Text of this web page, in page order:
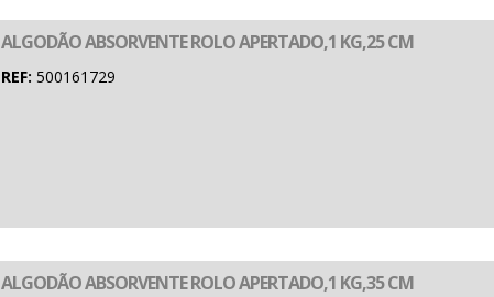
ALGODÃO ABSORVENTE ROLO APERTADO,1 KG,25 CM
REF: 500161729
ALGODÃO ABSORVENTE ROLO APERTADO,1 KG,35 CM